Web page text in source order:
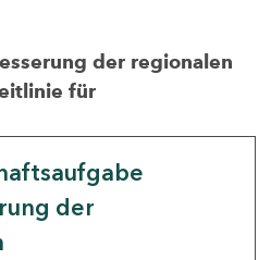
der regionalen
für
der